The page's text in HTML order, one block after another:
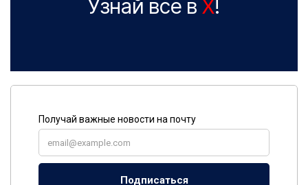
Узнай все в X!